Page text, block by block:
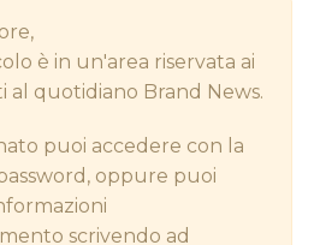
è in un'area riservata ai
al quotidiano Brand News.
puoi accedere con la
oppure puoi
scrivendo ad